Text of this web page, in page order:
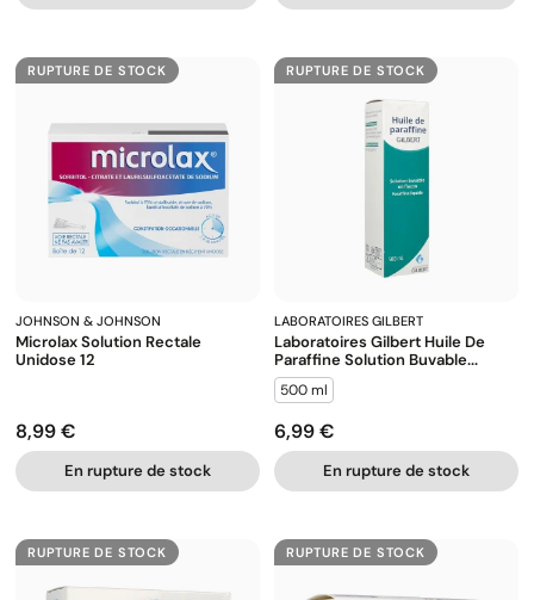
RUPTURE DE STOCK
JOHNSON & JOHNSON
Microlax Solution Rectale
Unidose 12
Prix
8,99 €
En rupture de stock
RUPTURE DE STOCK
LABORATOIRES GILBERT
Laboratoires Gilbert Huile De
Paraffine Solution Buvable...
500 ml
Prix
6,99 €
En rupture de stock
RUPTURE DE STOCK RUPTURE DE STOCK